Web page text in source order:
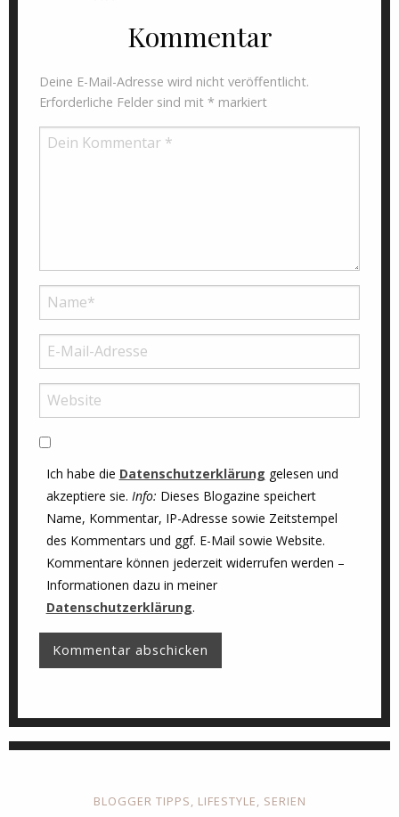
Kommentar
Deine E-Mail-Adresse wird nicht veröffentlicht.
Erforderliche Felder sind mit * markiert
Ich habe die Datenschutzerklärung gelesen und
akzeptiere sie. Info: Dieses Blogazine speichert
Name, Kommentar, IP-Adresse sowie Zeitstempel
des Kommentars und ggf. E-Mail sowie Website.
Kommentare können jederzeit widerrufen werden –
Informationen dazu in meiner
Datenschutzerklärung.
BLOGGER TIPPS, LIFESTYLE, SERIEN